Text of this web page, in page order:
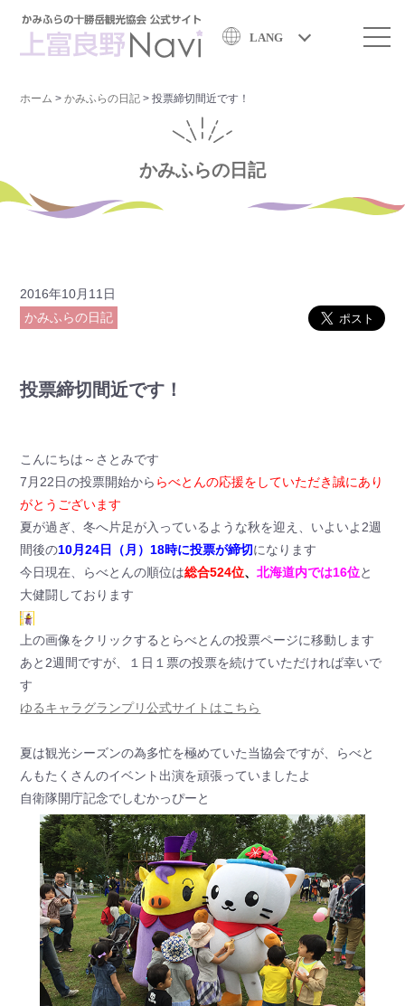
LANG
ホーム >かみふらの日記 >投票締切間近です！
かみふらの日記
2016年10月11日
かみふらの日記
投票締切間近です！
こんにちは～さとみです
7月22日の投票開始から らべとんの応援をしていただき誠にあり
がとうございます
夏が過ぎ、冬へ片足が入っているような秋を迎え、いよいよ2週
間後の10月24日（月）18時に投票が締切になります
今日現在、らべとんの順位は総合524位、北海道内では16位と
大健闘しております
上の画像をクリックするとらべとんの投票ページに移動します
あと2週間ですが、１日１票の投票を続けていただければ幸いで
す
ゆるキャラグランプリ公式サイトはこちら
夏は観光シーズンの為多忙を極めていた当協会ですが、らべと
んもたくさんのイベント出演を頑張っていましたよ
自衛隊開庁記念でしむかっぴーと